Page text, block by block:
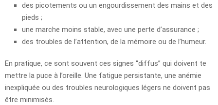
des picotements ou un engourdissement des mains et des
pieds ;
une marche moins stable, avec une perte d’assurance ;
des troubles de l’attention, de la mémoire ou de l’humeur.
En pratique, ce sont souvent ces signes “diffus” qui doivent te
mettre la puce à l’oreille. Une fatigue persistante, une anémie
inexpliquée ou des troubles neurologiques légers ne doivent pas
être minimisés.